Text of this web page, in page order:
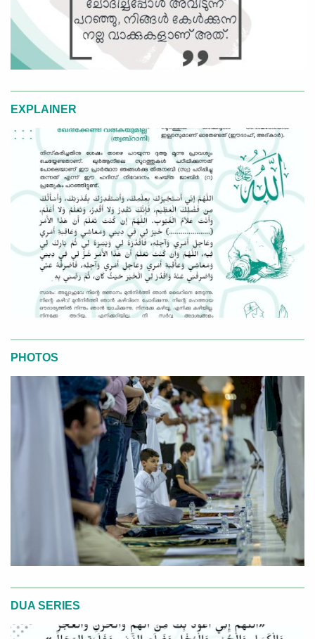
EXPLAINER
PHOTOS
DUA SERIES